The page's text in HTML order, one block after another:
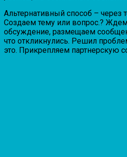
Альтернативный способ – через
Создаем тему или вопрос.?
обсуждение, размещаем
что откликнулись. Решил
это. Прикрепляем партнерскую